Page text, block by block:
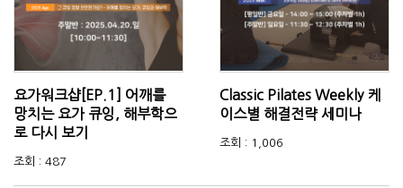
요가워크샵[EP.1] 어깨를
망치는 요가 큐잉, 해부학으
로 다시 보기
조회 : 487
Classic Pilates Weekly 케
이스별 해결전략 세미나
조회 : 1,006